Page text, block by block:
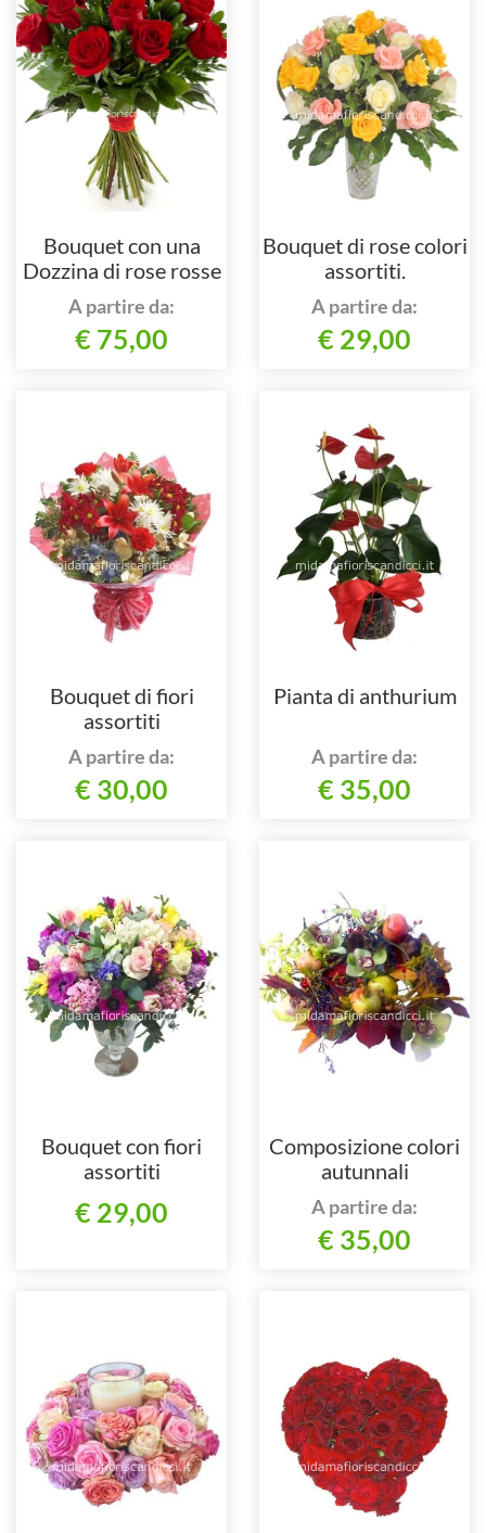
Bouquet con una
Dozzina di rose rosse
confezionato.
A partire da:
€ 75,00
Bouquet di rose colori
assortiti.
A partire da:
€ 29,00
Bouquet di fiori
assortiti
A partire da:
€ 30,00
Pianta di anthurium
A partire da:
€ 35,00
Bouquet con fiori
assortiti
€ 29,00
Composizione colori
autunnali
A partire da:
€ 35,00